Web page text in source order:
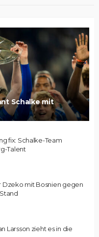
Schalke mit
fix: Schalke-Team
Talent
Dzeko mit Bosnien gegen
Larsson zieht es in die